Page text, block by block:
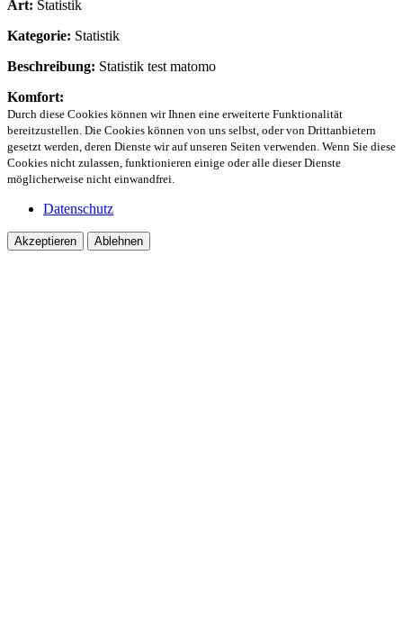
Art: Statistik
Kategorie: Statistik
Beschreibung: Statistik test matomo
Komfort:
Durch diese Cookies können wir Ihnen eine erweiterte Funktionalität
bereitzustellen. Die Cookies können von uns selbst, oder von Drittanbietern
gesetzt werden, deren Dienste wir auf unseren Seiten verwenden. Wenn Sie diese
Cookies nicht zulassen, funktionieren einige oder alle dieser Dienste
möglicherweise nicht einwandfrei.
Datenschutz
Akzeptieren Ablehnen